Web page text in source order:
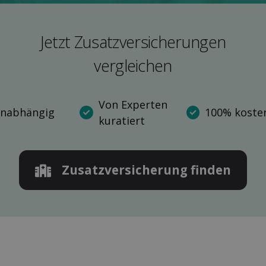
Jetzt Zusatz­versicherungen
ver­gleichen
Von Experten
kuratiert
100%
Zusatz­versicherung finden